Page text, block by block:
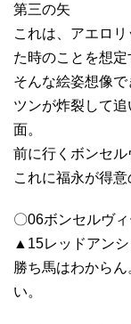
第三の矢
これは、アエロ
た時のことを想定
そんな絵姿想像
ツンが炸裂して
面。
前に行くボンセル
これに福永が得
〇06ボンセルヴィ
▲15レッドアン
勝ち馬はわから
い。